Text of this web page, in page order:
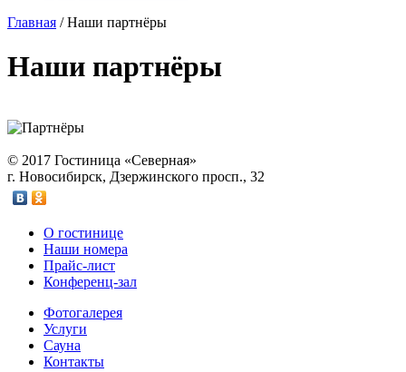
Главная /Наши партнёры
Наши партнёры
© 2017 Гостиница «Северная»
г. Новосибирск, Дзержинского просп., 32
О гостинице
Наши номера
Прайс-лист
Конференц-зал
Фотогалерея
Услуги
Сауна
Контакты